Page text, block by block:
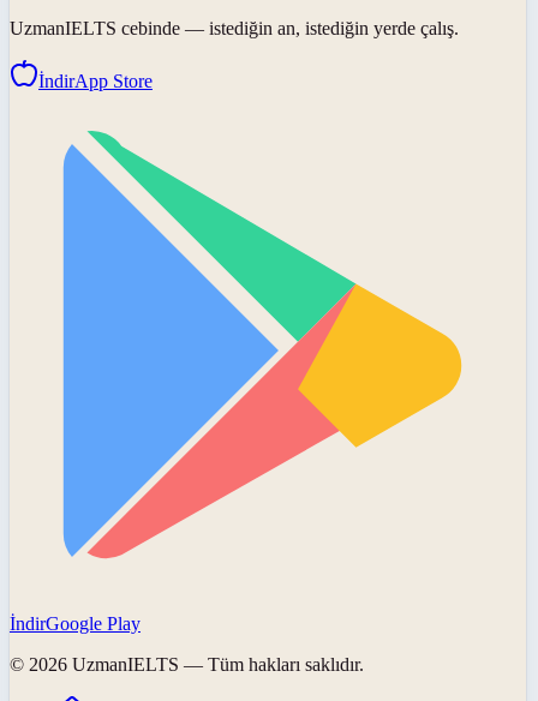
UzmanIELTS cebinde — istediğin an, istediğin yerde çalış.
İndirApp Store
İndirGoogle Play
© 2026 UzmanIELTS — Tüm hakları saklıdır.